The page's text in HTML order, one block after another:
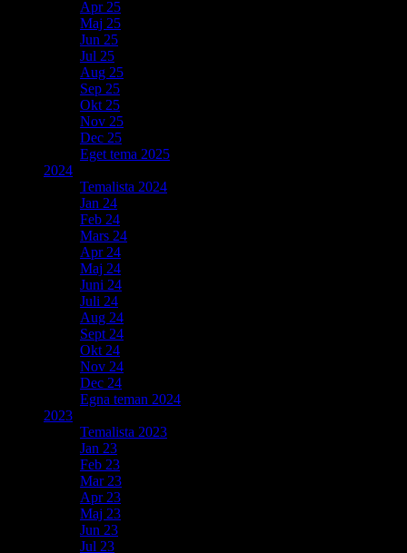
Apr 25
Maj 25
Jun 25
Jul 25
Aug 25
Sep 25
Okt 25
Nov 25
Dec 25
Eget tema 2025
2024
Temalista 2024
Jan 24
Feb 24
Mars 24
Apr 24
Maj 24
Juni 24
Juli 24
Aug 24
Sept 24
Okt 24
Nov 24
Dec 24
Egna teman 2024
2023
Temalista 2023
Jan 23
Feb 23
Mar 23
Apr 23
Maj 23
Jun 23
Jul 23